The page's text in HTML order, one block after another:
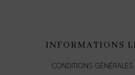
INFORMATIONS
CONDITIONS GÉNÉRALES